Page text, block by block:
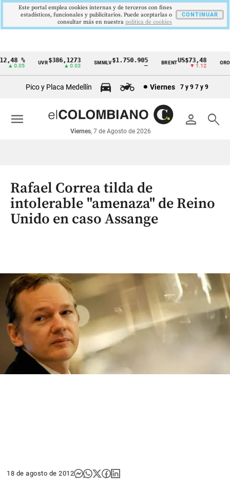
Cintillo
económicos
Colombia
%
0.05
UVR$386,1273
▲ 0.03
SMMLV$1.750.905 BRENTUS$73,48
▼ 1.12
ORO
Pico y Placa Medellín Viernes 7 y 9 7 y 9
person search
Viernes, 7 de Agosto de 2026
menu
Rafael Correa tilda de
intolerable "amenaza" de Reino
Unido en caso Assange
18 de agosto de 2012
Este portal emplea cookies internas y de terceros con fines
estadísticos, funcionales y publicitarios. Puede aceptarlas o
consultar más en nuestra politica de cookies
CONTINUAR